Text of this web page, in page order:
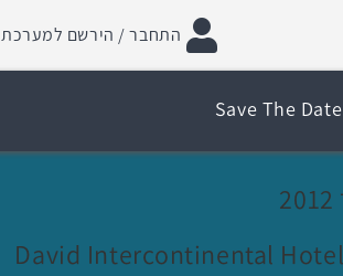
התחבר / הירשם למערכת
Save The Date
David Intercontinental